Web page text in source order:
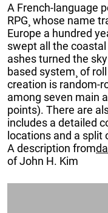
A French-language
RPG¸ whose name
Europe a hundred
swept all the
ashes turned the
based system¸ of
creation is random-
among seven main
points). There are
includes a detailed
locations and a split
A description from
of John H. Kim